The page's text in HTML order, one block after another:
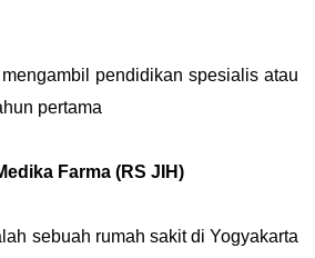
pendidikan spesialis atau
pertama
Farma (RS JIH)
sebuah rumah sakit di Yogyakarta